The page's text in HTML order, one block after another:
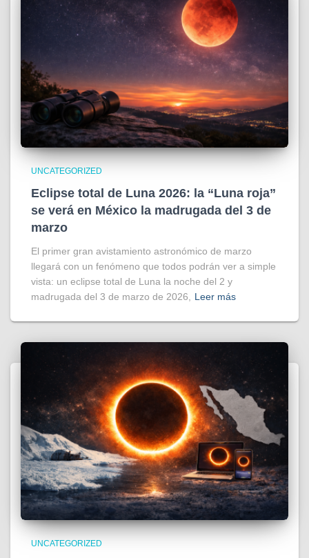
UNCATEGORIZED
Eclipse total de Luna 2026: la “Luna roja”
se verá en México la madrugada del 3 de
marzo
El primer gran avistamiento astronómico de marzo
llegará con un fenómeno que todos podrán ver a simple
vista: un eclipse total de Luna la noche del 2 y
madrugada del 3 de marzo de 2026,
Leer más
UNCATEGORIZED